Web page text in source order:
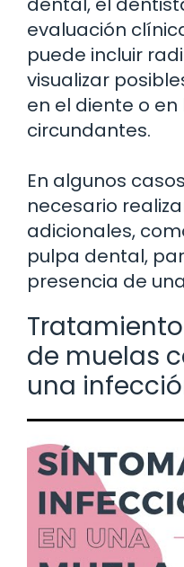
evaluación
puede incluir
visualizar
en el diente o
circundantes.
En algunos
necesario
adicionales,
pulpa dental,
presencia de
de muelas
una